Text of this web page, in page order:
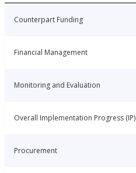
Counterpart Funding
Financial Management
Monitoring and Evaluation
Overall Implementation Progress (IP)
Procurement